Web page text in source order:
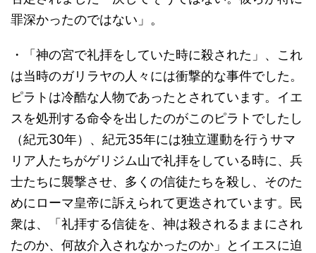
罪深かったのではない」。
・「神の宮で礼拝をしていた時に殺された」、これ
は当時のガリラヤの人々には衝撃的な事件でした。
ピラトは冷酷な人物であったとされています。イエ
スを処刑する命令を出したのがこのピラトでしたし
（紀元30年）、紀元35年には独立運動を行うサマ
リア人たちがゲリジム山で礼拝をしている時に、兵
士たちに襲撃させ、多くの信徒たちを殺し、そのた
めにローマ皇帝に訴えられて更迭されています。民
衆は、「礼拝する信徒を、神は殺されるままにされ
たのか、何故介入されなかったのか」とイエスに迫